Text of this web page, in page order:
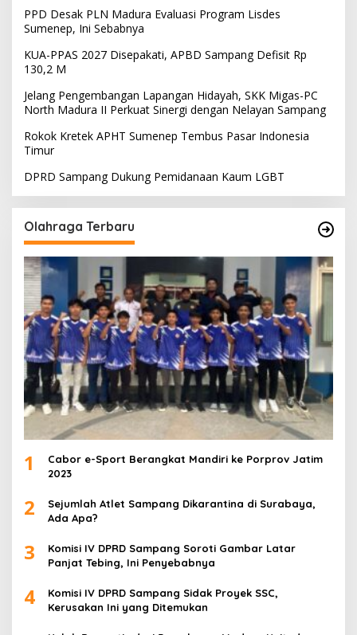
PPD Desak PLN Madura Evaluasi Program Lisdes
Sumenep, Ini Sebabnya
KUA-PPAS 2027 Disepakati, APBD Sampang Defisit Rp
130,2 M
Jelang Pengembangan Lapangan Hidayah, SKK Migas-PC
North Madura II Perkuat Sinergi dengan Nelayan Sampang
Rokok Kretek APHT Sumenep Tembus Pasar Indonesia
Timur
DPRD Sampang Dukung Pemidanaan Kaum LGBT
Olahraga Terbaru
1
Cabor e-Sport Berangkat Mandiri ke Porprov Jatim
2023
2
Sejumlah Atlet Sampang Dikarantina di Surabaya,
Ada Apa?
3
Komisi IV DPRD Sampang Soroti Gambar Latar
Panjat Tebing, Ini Penyebabnya
4
Komisi IV DPRD Sampang Sidak Proyek SSC,
Kerusakan Ini yang Ditemukan